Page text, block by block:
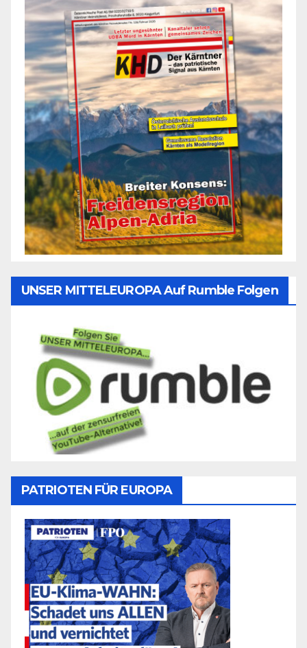
UNSER MITTELEUROPA Auf Rumble Folgen
PATRIOTEN FÜR EUROPA